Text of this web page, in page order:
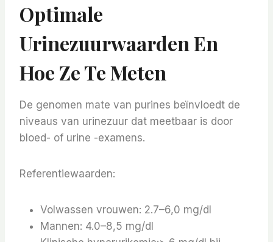
Optimale
Urinezuurwaarden En
Hoe Ze Te Meten
De genomen mate van purines beïnvloedt de
niveaus van urinezuur dat meetbaar is door
bloed- of urine -examens.
Referentiewaarden:
Volwassen vrouwen: 2.7–6,0 mg/dl
Mannen: 4.0–8,5 mg/dl